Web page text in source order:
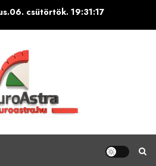
csütörtök.19:31:18